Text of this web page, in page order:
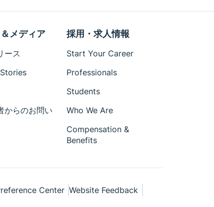
メディア
ース
からのお問い
採用・求人情報
Start Your Career
Professionals
Students
Who We Are
Compensation &
Benefits
Center Website Feedback